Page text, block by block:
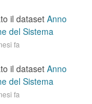
il datasetAnno
del Sistema
fa
il datasetAnno
del Sistema
fa